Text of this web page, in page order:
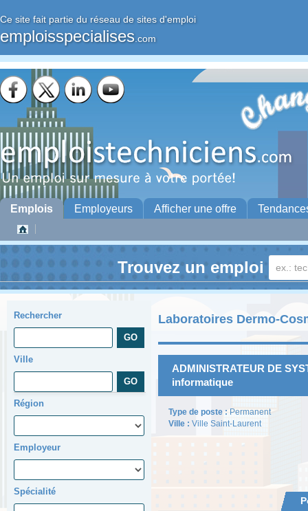
Ce site fait partie du réseau de sites d'emploi
emploisspecialises .com
Emplois Employeurs Afficher une offre
Trouvez un emploi
Rechercher
Ville
Région
Employeur
Spécialité
Laboratoires Dermo-
ADMINISTRATEUR DE
informatique
Type de poste : Permanent
Ville : Ville Saint-Laurent